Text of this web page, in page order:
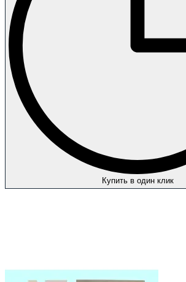
Купить в один клик